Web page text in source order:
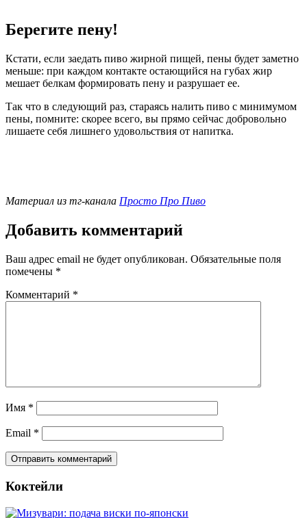
Берегите пену!
Кстати, если заедать пиво жирной пищей, пены будет заметно
меньше: при каждом контакте остающийся на губах жир
мешает белкам формировать пену и разрушает ее.
Так что в следующий раз, стараясь налить пиво с минимумом
пены, помните: скорее всего, вы прямо сейчас добровольно
лишаете себя лишнего удовольствия от напитка.
Материал из тг-канала Просто Про Пиво
Добавить комментарий
Ваш адрес email не будет опубликован. Обязательные поля
помечены *
Комментарий *
Имя *
Email *
Коктейли